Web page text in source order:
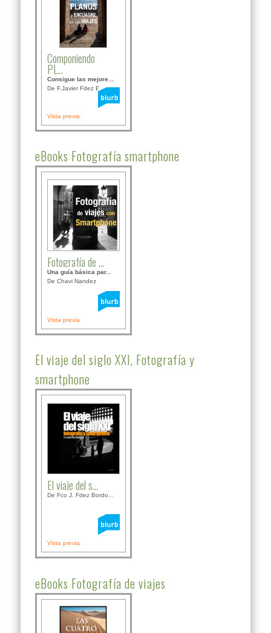
Componiendo
PL...
Consigue las mejore...
De F.Javier Fdez Bor...
Vista previa
eBooks Fotografía smartphone
Fotografía de ...
Una guía básica par...
De Chavi Nandez
Vista previa
El viaje del siglo XXI, Fotografía y
smartphone
El viaje del s...
De Fco J. Fdez Bordo...
Vista previa
eBooks Fotografía de viajes